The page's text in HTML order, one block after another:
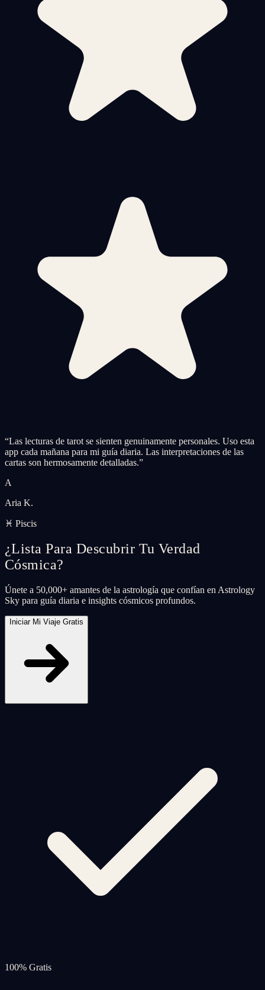
“Las lecturas de tarot se sienten genuinamente personales. Uso esta
app cada mañana para mi guía diaria. Las interpretaciones de las
cartas son hermosamente detalladas.”
A
Aria K.
♓ Piscis
¿Lista Para Descubrir Tu Verdad
Cósmica?
Únete a 50,000+ amantes de la astrología que confían en Astrology
Sky para guía diaria e insights cósmicos profundos.
Iniciar Mi Viaje Gratis
100% Gratis